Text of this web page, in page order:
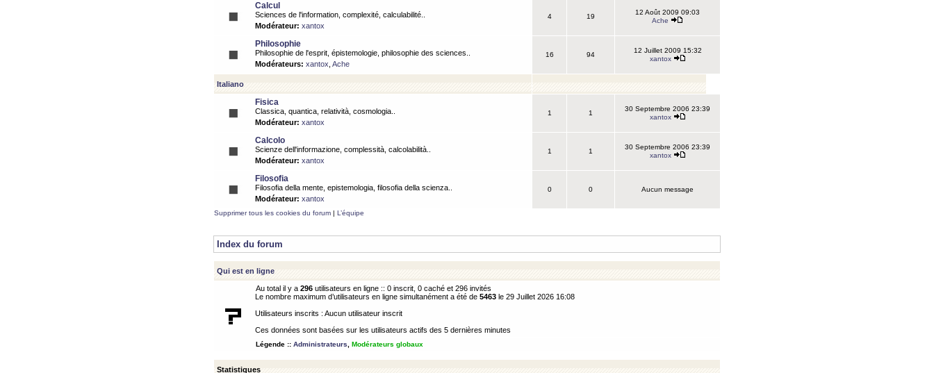
Calcul
Sciences de l'information, complexité, calculabilité..
Modérateur: xantox
4 19
12 Août 2009 09:03
Ache
Philosophie
Philosophie de l'esprit, épistemologie, philosophie des sciences..
Modérateurs: xantox Ache
16 94
12 Juillet 2009 15:32
xantox
Italiano
Fisica
Classica, quantica, relatività, cosmologia..
Modérateur: xantox
1 1
30 Septembre 2006 23:39
xantox
Calcolo
Scienze dell'informazione, complessità, calcolabilità..
Modérateur: xantox
1 1
30 Septembre 2006 23:39
xantox
Filosofia
Filosofia della mente, epistemologia, filosofia della scienza..
Modérateur: xantox
0 0 Aucun message
Supprimer tous les cookies du forum | L’équipe
Index du forum
Qui est en ligne
Au total il y a 296 utilisateurs en ligne :: 0 inscrit, 0 caché et 296 invités
Le nombre maximum d’utilisateurs en ligne simultanément a été de 5463 le 29 Juillet 2026 16:08
Utilisateurs inscrits : Aucun utilisateur inscrit
Ces données sont basées sur les utilisateurs actifs des 5 dernières minutes
Légende :: Administrateurs Modérateurs globaux
Statistiques